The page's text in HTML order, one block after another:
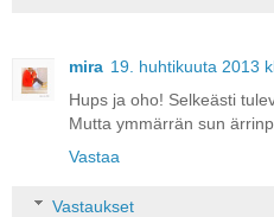
mira 19. huhtikuuta 2013
Hups ja oho! Selkeästi
Mutta ymmärrän sun
Vastaa
Vastaukset